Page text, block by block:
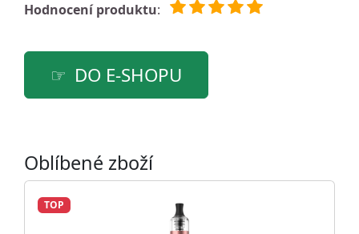
Hodnocení produktu:
DO E-SHOPU
Oblíbené zboží
TOP